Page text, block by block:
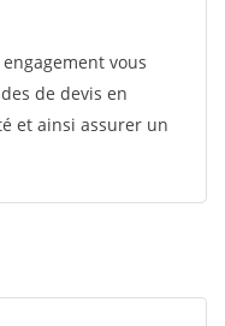
vous
de devis en
et ainsi assurer un